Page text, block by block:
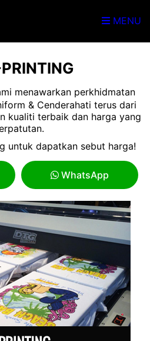
MENU
menawarkan perkhidmatan
& Cenderahati terus dari
kualiti terbaik dan harga yang
untuk dapatkan sebut harga!
WhatsApp